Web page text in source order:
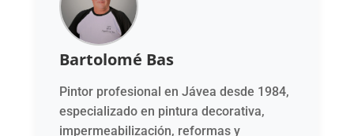
Bartolomé Bas
Pintor profesional en Jávea desde 1984,
especializado en pintura decorativa,
impermeabilización, reformas y